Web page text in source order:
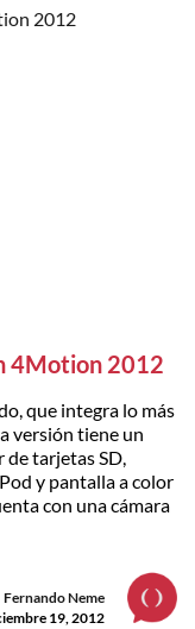
4Motion 2012
que integra lo más
versión tiene un
de tarjetas SD,
y pantalla a color
con una cámara
Fernando Neme
19, 2012